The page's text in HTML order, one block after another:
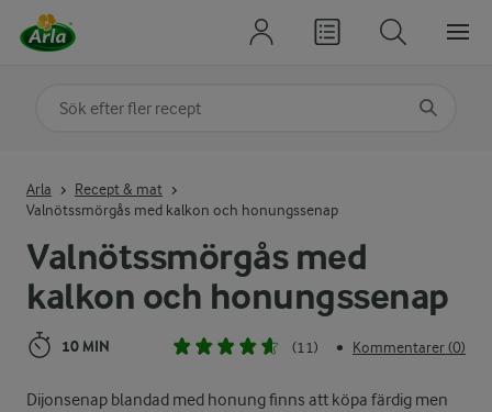
Valnötssmörgås med
kalkon och honungssenap
10 MIN (11) • Kommentarer (0)
Dijonsenap blandad med honung finns att köpa färdig men
Arla
Recept & mat
Valnötssmörgås med kalkon och honungssenap
Sök på kategori eller ingrediens